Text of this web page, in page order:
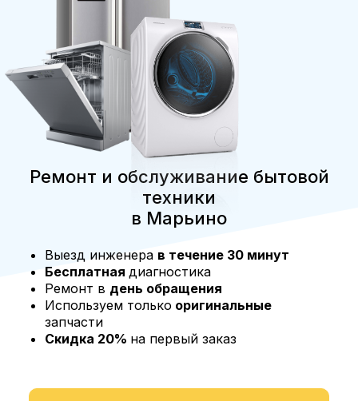
Ремонт и обслуживание бытовой
техники
в Марьино
Выезд инженера в течение 30 минут
Бесплатная диагностика
Ремонт в день обращения
Используем только оригинальные
запчасти
Скидка 20% на первый заказ